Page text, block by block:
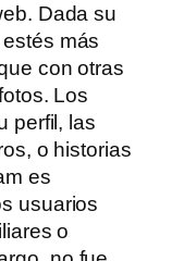
Dada su
más
con otras
Los
perfil, las
o historias
es
usuarios
o